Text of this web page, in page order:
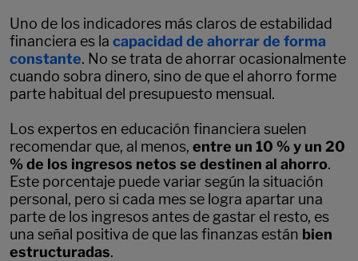
Uno de los indicadores más claros de estabilidad
financiera es la capacidad de ahorrar de forma
constante. No se trata de ahorrar ocasionalmente
cuando sobra dinero, sino de que el ahorro forme
parte habitual del presupuesto mensual.
Los expertos en educación financiera suelen
recomendar que, al menos, entre un 10 % y un 20
% de los ingresos netos se destinen al ahorro.
Este porcentaje puede variar según la situación
personal, pero si cada mes se logra apartar una
parte de los ingresos antes de gastar el resto, es
una señal positiva de que las finanzas están bien
estructuradas.